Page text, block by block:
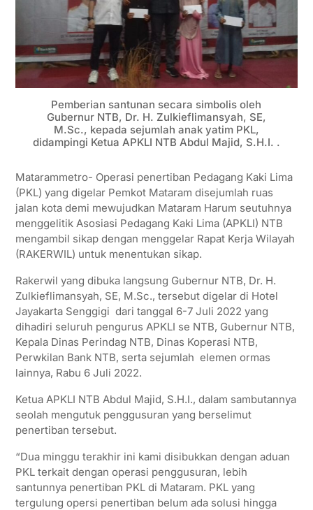
Pemberian santunan secara simbolis oleh
Gubernur NTB, Dr. H. Zulkieflimansyah, SE,
M.Sc., kepada sejumlah anak yatim PKL,
didampingi Ketua APKLI NTB Abdul Majid, S.H.I. .
Matarammetro- Operasi penertiban Pedagang Kaki Lima
(PKL) yang digelar Pemkot Mataram disejumlah ruas
jalan kota demi mewujudkan Mataram Harum seutuhnya
menggelitik Asosiasi Pedagang Kaki Lima (APKLI) NTB
mengambil sikap dengan menggelar Rapat Kerja Wilayah
(RAKERWIL) untuk menentukan sikap.
Rakerwil yang dibuka langsung Gubernur NTB, Dr. H.
Zulkieflimansyah, SE, M.Sc., tersebut digelar di Hotel
Jayakarta Senggigi dari tanggal 6-7 Juli 2022 yang
dihadiri seluruh pengurus APKLI se NTB, Gubernur NTB,
Kepala Dinas Perindag NTB, Dinas Koperasi NTB,
Perwkilan Bank NTB, serta sejumlah elemen ormas
lainnya, Rabu 6 Juli 2022.
Ketua APKLI NTB Abdul Majid, S.H.I., dalam sambutannya
seolah mengutuk penggusuran yang berselimut
penertiban tersebut.
“Dua minggu terakhir ini kami disibukkan dengan aduan
PKL terkait dengan operasi penggusuran, lebih
santunnya penertiban PKL di Mataram. PKL yang
tergulung opersi penertiban belum ada solusi hingga